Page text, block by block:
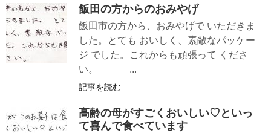
飯田の方からのおみやげ
飯田市の方から、おみやげで いただきま
した。とても おいしく、素敵なパッケー
ジ でした。これからも頑張って くださ
い。 ...
記事を読む
高齢の母がすごくおいしい♡といっ
て喜んで食べています